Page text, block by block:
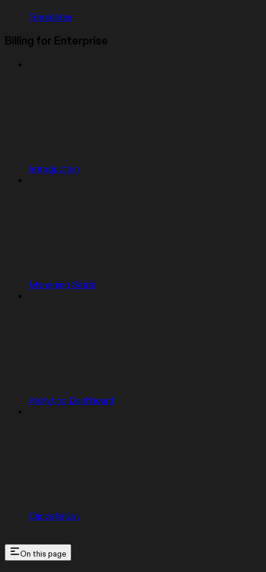
Templates
Billing for Enterprise
Introduction
Managing Seats
Analytics Dashboard
Cancellation
On this page